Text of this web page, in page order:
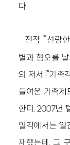
다.
전작 『선량
별과 혐오를
의 저서 『가족
들여온 가족제
한다. 2007년
일각에서는 일
재했는데, 그